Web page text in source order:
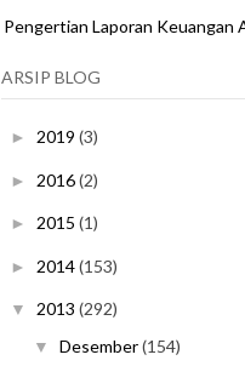
Pengertian Laporan Keuangan
ARSIP BLOG
► 2019 (3)
► 2016(2)
► 2015 (1)
► 2014(153)
▼ 2013 (292)
▼ Desember(154)